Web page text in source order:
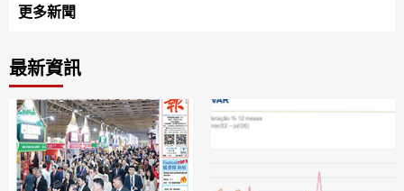
更多新聞
最新資訊